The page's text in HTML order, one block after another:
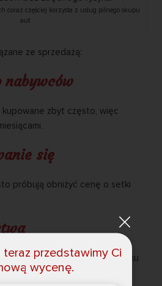
coraz częściej korzysta z usług pilnego skupu
aut
ze sprzedażą:
nabywców
zbyt często, więc
się
próbują obniżyć cenę o setki
są powszechne na rynku
teraz przedstawimy Ci
wycenę.